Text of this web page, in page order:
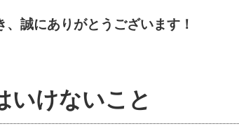
誠にありがとうございます！
いけないこと